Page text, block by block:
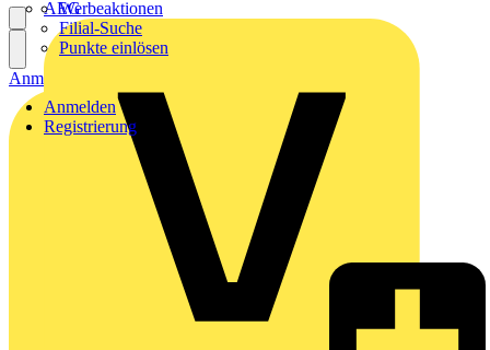
AEG
Werbeaktionen
Filial-Suche
Punkte einlösen
Anmelden
Registrierung
Anmelden